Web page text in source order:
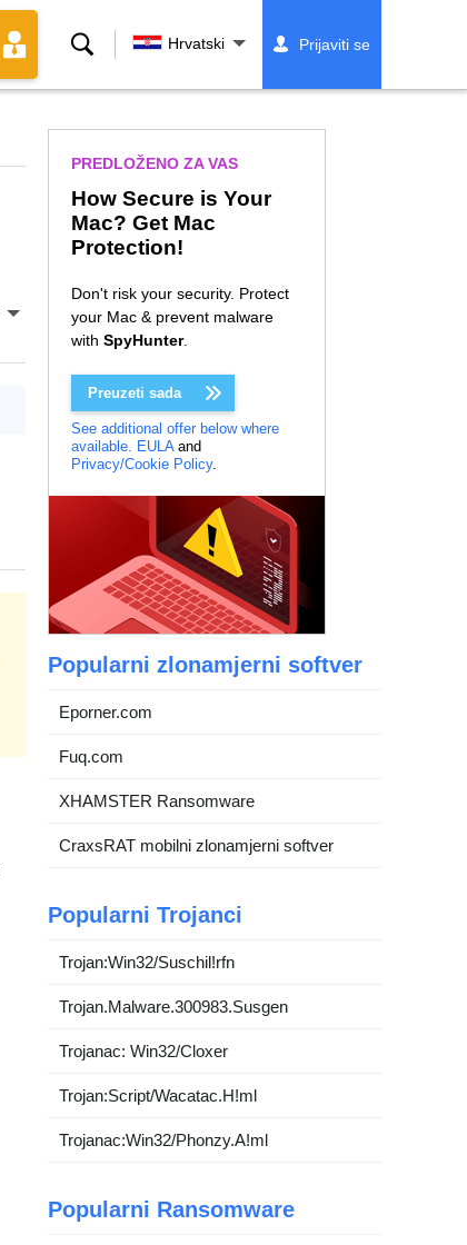
Traži Hrvatski Prijaviti se
PREDLOŽENO ZA VAS
How Secure is Your
Mac? Get Mac
Protection!
Don't risk your security. Protect
your Mac & prevent malware
with SpyHunter.
Preuzeti sada
See additional offer below where
available. EULAand
Privacy/Cookie Policy.
Popularni zlonamjerni softver
Eporner.com
Fuq.com
XHAMSTER Ransomware
CraxsRAT mobilni zlonamjerni softver
Popularni Trojanci
Trojan:Win32/Suschil!rfn
Trojan.Malware.300983.Susgen
Trojanac: Win32/Cloxer
Trojan:Script/Wacatac.H!ml
Trojanac:Win32/Phonzy.A!ml
Popularni Ransomware